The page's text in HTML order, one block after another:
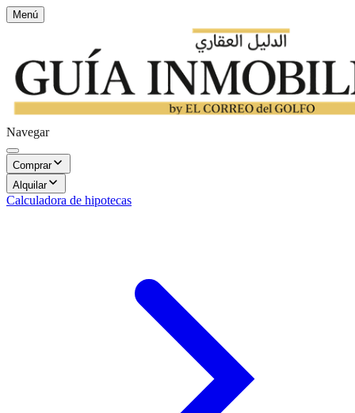
Menú
Navegar
Comprar
Alquilar
Calculadora de hipotecas